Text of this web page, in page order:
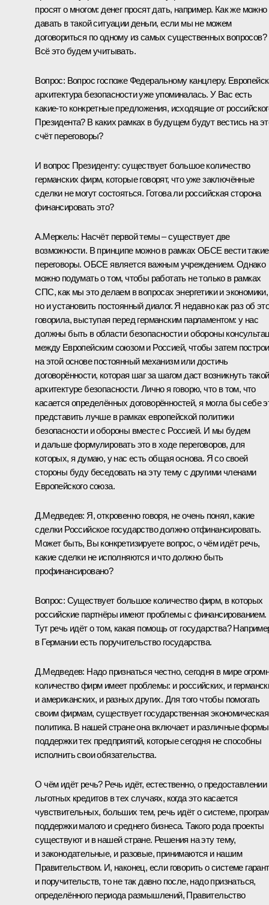
просят о многом: денег просят дать, например. Как же можно
давать в такой ситуации деньги, если мы не можем
договориться по одному из самых существенных вопросов?
Всё это будем учитывать.
Вопрос: Вопрос госпоже Федеральному канцлеру.
архитектура безопасности уже упоминалась. У Вас есть
какие‑то конкретные предложения, исходящие от
Президента? В каких рамках в будущем будут вестись на
счёт переговоры?
И вопрос Президенту: существует большое количество
германских фирм, которые говорят, что уже заключённые
сделки не могут состояться. Готова ли российская сторона
финансировать это?
А.Меркель: Насчёт первой темы – существует две
возможности. В принципе можно в рамках ОБСЕ вести такие
переговоры. ОБСЕ является важным учреждением. Однако
можно подумать о том, чтобы работать не только в рамках
СПС, как мы это делаем в вопросах энергетики и экономики,
но и установить постоянный диалог. Я недавно как раз об
говорила, выступая перед германским парламентом: у нас
должны быть в области безопасности и обороны
между Европейским союзом и Россией, чтобы затем
на этой основе постоянный механизм или достичь
договорённости, которая шаг за шагом даст возникнуть такой
архитектуре безопасности. Лично я говорю, что в том, что
касается определённых договорённостей, я могла бы себе
представить лучше в рамках европейской политики
безопасности и обороны вместе с Россией. И мы будем
и дальше формулировать это в ходе переговоров, для
которых, я думаю, у нас есть общая основа. Я со своей
стороны буду беседовать на эту тему с другими членами
Европейского союза.
Д.Медведев: Я, откровенно говоря, не очень понял, какие
сделки Российское государство должно отфинансировать.
Может быть, Вы конкретизируете вопрос, о чём идёт речь,
какие сделки не исполняются и что должно быть
профинансировано?
Вопрос: Существует большое количество фирм, в которых
российские партнёры имеют проблемы с финансированием.
Тут речь идёт о том, какая помощь от государства?
в Германии есть поручительство государства.
Д.Медведев: Надо признаться честно, сегодня в мире
количество фирм имеет проблемы: и российских, и
и американских, и разных других. Для того чтобы помогать
своим фирмам, существует государственная экономическая
политика. В нашей стране она включает и различные формы
поддержки тех предприятий, которые сегодня не способны
исполнить свои обязательства.
О чём идёт речь? Речь идёт, естественно, о предоставлении
льготных кредитов в тех случаях, когда это касается
чувствительных, больших тем, речь идёт о системе,
поддержки малого и среднего бизнеса. Такого рода проекты
существуют и в нашей стране. Решения на эту тему,
и законодательные, и разовые, принимаются и нашим
Правительством. И, наконец, если говорить о системе
и поручительств, то не так давно после, надо признаться,
определённого периода размышлений, Правительство